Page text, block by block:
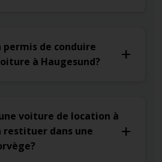
permis de conduire
à Haugesund?
voiture de location à
restituer dans une